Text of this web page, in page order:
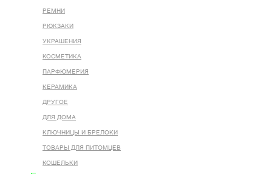
РЕМНИ
РЮКЗАКИ
УКРАШЕНИЯ
КОСМЕТИКА
ПАРФЮМЕРИЯ
КЕРАМИКА
ДРУГОЕ
ДЛЯ ДОМА
КЛЮЧНИЦЫ И БРЕЛОКИ
ТОВАРЫ ДЛЯ ПИТОМЦЕВ
КОШЕЛЬКИ